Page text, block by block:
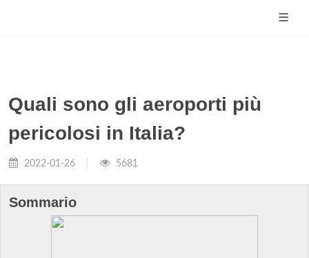
Quali sono gli aeroporti più
pericolosi in Italia?
2022-01-26 5681
Sommario